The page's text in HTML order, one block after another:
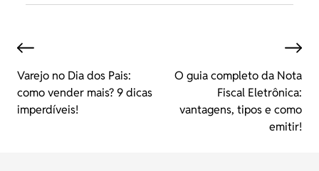
Varejo no Dia dos Pais:
como vender mais? 9 dicas
imperdíveis!
O guia completo da Nota
Fiscal Eletrônica:
vantagens, tipos e como
emitir!